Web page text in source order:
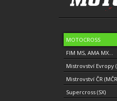
MOTOCROSS
FIM MS, AMA MX...
Mistrovství Evropy
Mistrovství ČR
Supercross (SX)